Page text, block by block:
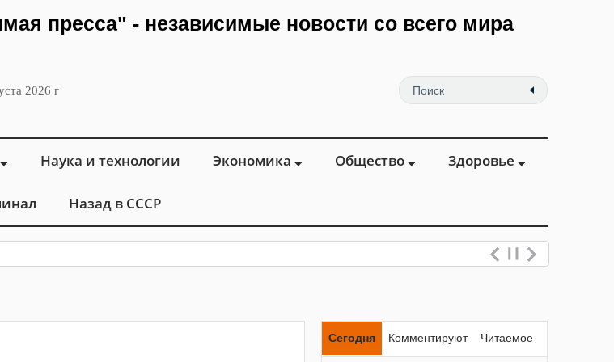
пресса" - независимые новости со всего мира
2026 г
Наука и технологии Экономика Общество Здоровье
Назад в СССР
Сегодня Комментируют Читаемое